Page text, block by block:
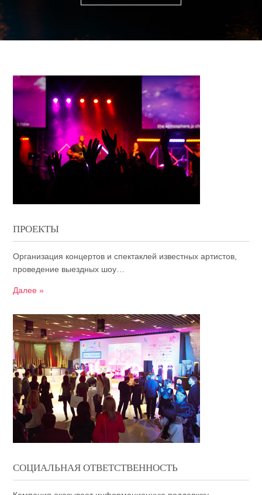
ПРОЕКТЫ
Организация концертов и спектаклей известных артистов,
проведение выездных шоу…
Далее »
СОЦИАЛЬНАЯ ОТВЕТСТВЕННОСТЬ